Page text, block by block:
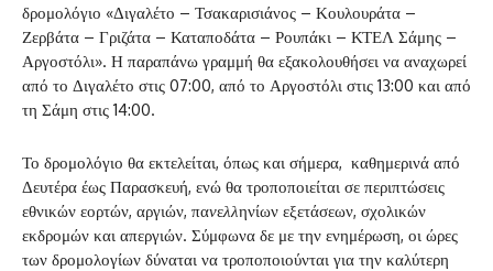
δρομολόγιο «Διγαλέτο – Τσακαρισιάνος – Κουλουράτα –
Ζερβάτα – Γριζάτα – Καταποδάτα – Ρουπάκι – ΚΤΕΛ Σάμης –
Αργοστόλι». Η παραπάνω γραμμή θα εξακολουθήσει να αναχωρεί
από το Διγαλέτο στις 07:00, από το Αργοστόλι στις 13:00 και από
τη Σάμη στις 14:00.
Το δρομολόγιο θα εκτελείται, όπως και σήμερα, καθημερινά από
Δευτέρα έως Παρασκευή, ενώ θα τροποποιείται σε περιπτώσεις
εθνικών εορτών, αργιών, πανελληνίων εξετάσεων, σχολικών
εκδρομών και απεργιών. Σύμφωνα δε με την ενημέρωση, οι ώρες
των δρομολογίων δύναται να τροποποιούνται για την καλύτερη